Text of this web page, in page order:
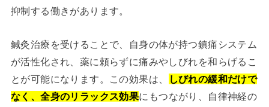
抑制する働きがあります。
鍼灸治療を受けることで、自身の体が持つ鎮痛システム
が活性化され、薬に頼らずに痛みやしびれを和らげるこ
とが可能になります。この効果は、
しびれの緩和だけで
なく、全身のリラックス効果にもつながり、自律神経の